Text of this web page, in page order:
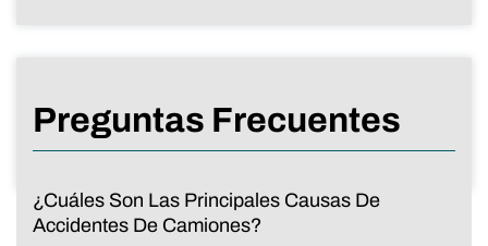
Preguntas Frecuentes
¿Cuáles Son Las Principales Causas De
Accidentes De Camiones?